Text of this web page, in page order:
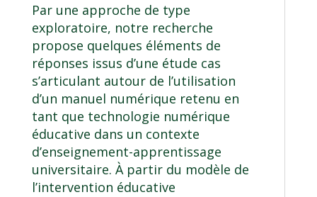
Par une approche de type
exploratoire, notre recherche
propose quelques éléments de
réponses issus d’une étude cas
s’articulant autour de l’utilisation
d’un manuel numérique retenu en
tant que technologie numérique
éducative dans un contexte
d’enseignement-apprentissage
universitaire. À partir du modèle de
l’intervention éducative